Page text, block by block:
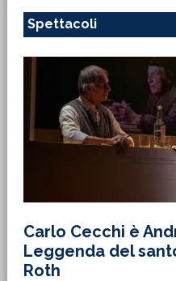
Spettacoli
Carlo Cecchi è
Leggenda del
Roth